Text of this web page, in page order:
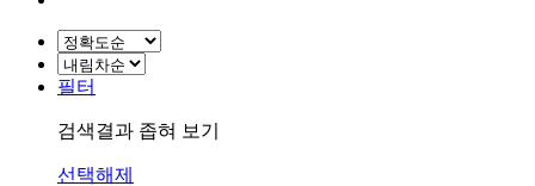
필터
검색결과 좁혀 보기
선택해제